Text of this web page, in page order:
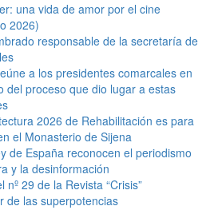
una vida de amor por el cine
2026)
responsable de la secretaría de
a los presidentes comarcales en
del proceso que dio lugar a estas
2026 de Rehabilitación es para
el Monasterio de Sijena
de España reconocen el periodismo
y la desinformación
nº 29 de la Revista “Crisis”
de las superpotencias